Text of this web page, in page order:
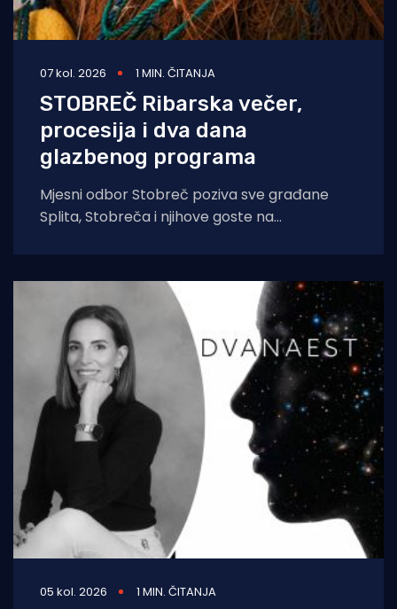
07 kol. 2026 1 MIN. ČITANJA
STOBREČ Ribarska večer,
procesija i dva dana
glazbenog programa
Mjesni odbor Stobreč poziva sve građane
Splita, Stobreča i njihove goste na
05 kol. 2026 1 MIN. ČITANJA